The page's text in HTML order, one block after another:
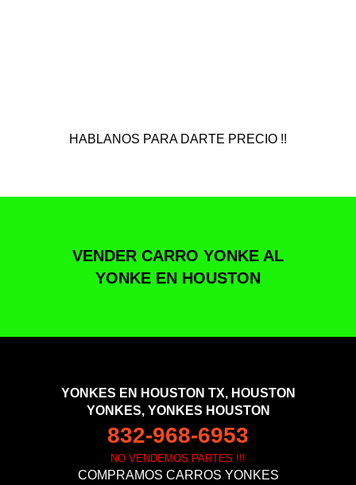
HABLANOS PARA DARTE PRECIO !!
VENDER CARRO YONKE AL
YONKE EN HOUSTON
YONKES EN HOUSTON TX, HOUSTON
YONKES, YONKES HOUSTON
832-968-6953
NO VENDEMOS PARTES !!!
COMPRAMOS CARROS YONKES